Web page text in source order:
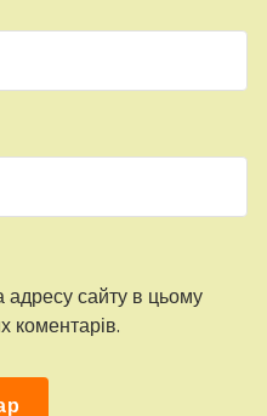
сайту в цьому
коментарів.